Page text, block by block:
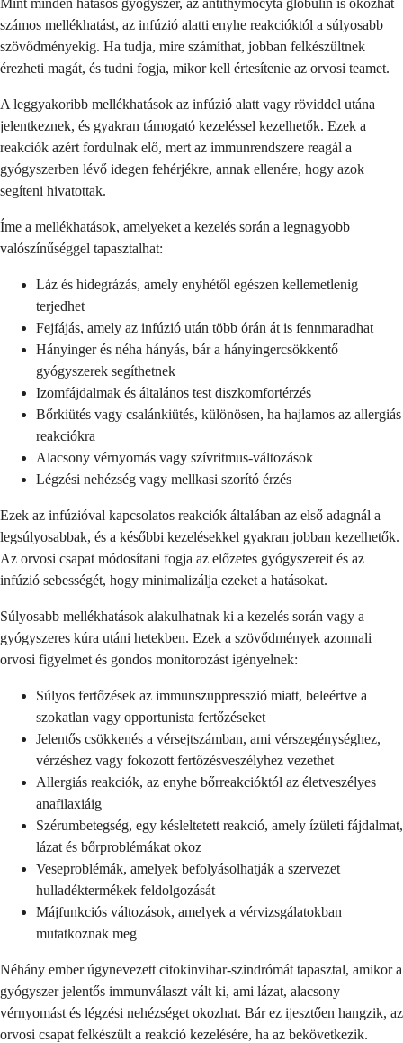
Mint minden hatásos gyógyszer, az antithymocyta globulin is okozhat
számos mellékhatást, az infúzió alatti enyhe reakcióktól a súlyosabb
szövődményekig. Ha tudja, mire számíthat, jobban felkészültnek
érezheti magát, és tudni fogja, mikor kell értesítenie az orvosi teamet.
A leggyakoribb mellékhatások az infúzió alatt vagy röviddel utána
jelentkeznek, és gyakran támogató kezeléssel kezelhetők. Ezek a
reakciók azért fordulnak elő, mert az immunrendszere reagál a
gyógyszerben lévő idegen fehérjékre, annak ellenére, hogy azok
segíteni hivatottak.
Íme a mellékhatások, amelyeket a kezelés során a legnagyobb
valószínűséggel tapasztalhat:
Láz és hidegrázás, amely enyhétől egészen kellemetlenig
terjedhet
Fejfájás, amely az infúzió után több órán át is fennmaradhat
Hányinger és néha hányás, bár a hányingercsökkentő
gyógyszerek segíthetnek
Izomfájdalmak és általános test diszkomfortérzés
Bőrkiütés vagy csalánkiütés, különösen, ha hajlamos az allergiás
reakciókra
Alacsony vérnyomás vagy szívritmus-változások
Légzési nehézség vagy mellkasi szorító érzés
Ezek az infúzióval kapcsolatos reakciók általában az első adagnál a
legsúlyosabbak, és a későbbi kezelésekkel gyakran jobban kezelhetők.
Az orvosi csapat módosítani fogja az előzetes gyógyszereit és az
infúzió sebességét, hogy minimalizálja ezeket a hatásokat.
Súlyosabb mellékhatások alakulhatnak ki a kezelés során vagy a
gyógyszeres kúra utáni hetekben. Ezek a szövődmények azonnali
orvosi figyelmet és gondos monitorozást igényelnek:
Súlyos fertőzések az immunszuppresszió miatt, beleértve a
szokatlan vagy opportunista fertőzéseket
Jelentős csökkenés a vérsejtszámban, ami vérszegénységhez,
vérzéshez vagy fokozott fertőzésveszélyhez vezethet
Allergiás reakciók, az enyhe bőrreakcióktól az életveszélyes
anafilaxiáig
Szérumbetegség, egy késleltetett reakció, amely ízületi fájdalmat,
lázat és bőrproblémákat okoz
Veseproblémák, amelyek befolyásolhatják a szervezet
hulladéktermékek feldolgozását
Májfunkciós változások, amelyek a vérvizsgálatokban
mutatkoznak meg
Néhány ember úgynevezett citokinvihar-szindrómát tapasztal, amikor a
gyógyszer jelentős immunválaszt vált ki, ami lázat, alacsony
vérnyomást és légzési nehézséget okozhat. Bár ez ijesztően hangzik, az
orvosi csapat felkészült a reakció kezelésére, ha az bekövetkezik.